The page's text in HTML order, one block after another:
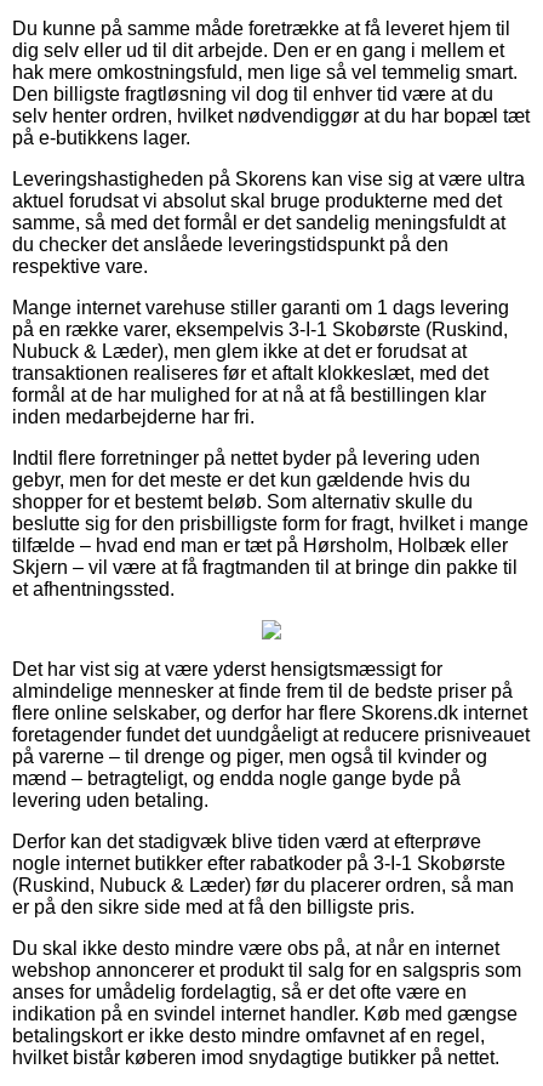
Du kunne på samme måde foretrække at få leveret hjem til
dig selv eller ud til dit arbejde. Den er en gang i mellem et
hak mere omkostningsfuld, men lige så vel temmelig smart.
Den billigste fragtløsning vil dog til enhver tid være at du
selv henter ordren, hvilket nødvendiggør at du har bopæl tæt
på e-butikkens lager.
Leveringshastigheden på Skorens kan vise sig at være ultra
aktuel forudsat vi absolut skal bruge produkterne med det
samme, så med det formål er det sandelig meningsfuldt at
du checker det anslåede leveringstidspunkt på den
respektive vare.
Mange internet varehuse stiller garanti om 1 dags levering
på en række varer, eksempelvis 3-I-1 Skobørste (Ruskind,
Nubuck & Læder), men glem ikke at det er forudsat at
transaktionen realiseres før et aftalt klokkeslæt, med det
formål at de har mulighed for at nå at få bestillingen klar
inden medarbejderne har fri.
Indtil flere forretninger på nettet byder på levering uden
gebyr, men for det meste er det kun gældende hvis du
shopper for et bestemt beløb. Som alternativ skulle du
beslutte sig for den prisbilligste form for fragt, hvilket i mange
tilfælde – hvad end man er tæt på Hørsholm, Holbæk eller
Skjern – vil være at få fragtmanden til at bringe din pakke til
et afhentningssted.
Det har vist sig at være yderst hensigtsmæssigt for
almindelige mennesker at finde frem til de bedste priser på
flere online selskaber, og derfor har flere Skorens.dk internet
foretagender fundet det uundgåeligt at reducere prisniveauet
på varerne – til drenge og piger, men også til kvinder og
mænd – betragteligt, og endda nogle gange byde på
levering uden betaling.
Derfor kan det stadigvæk blive tiden værd at efterprøve
nogle internet butikker efter rabatkoder på 3-I-1 Skobørste
(Ruskind, Nubuck & Læder) før du placerer ordren, så man
er på den sikre side med at få den billigste pris.
Du skal ikke desto mindre være obs på, at når en internet
webshop annoncerer et produkt til salg for en salgspris som
anses for umådelig fordelagtig, så er det ofte være en
indikation på en svindel internet handler. Køb med gængse
betalingskort er ikke desto mindre omfavnet af en regel,
hvilket bistår køberen imod snydagtige butikker på nettet.